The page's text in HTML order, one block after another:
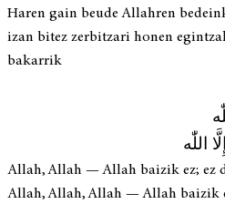
Haren gain beude Allahren
izan bitez zerbitzari honen
bakarrik
اللّٰه
Allah, Allah — Allah baizik ez; ez
Allah, Allah, Allah — Allah baizik